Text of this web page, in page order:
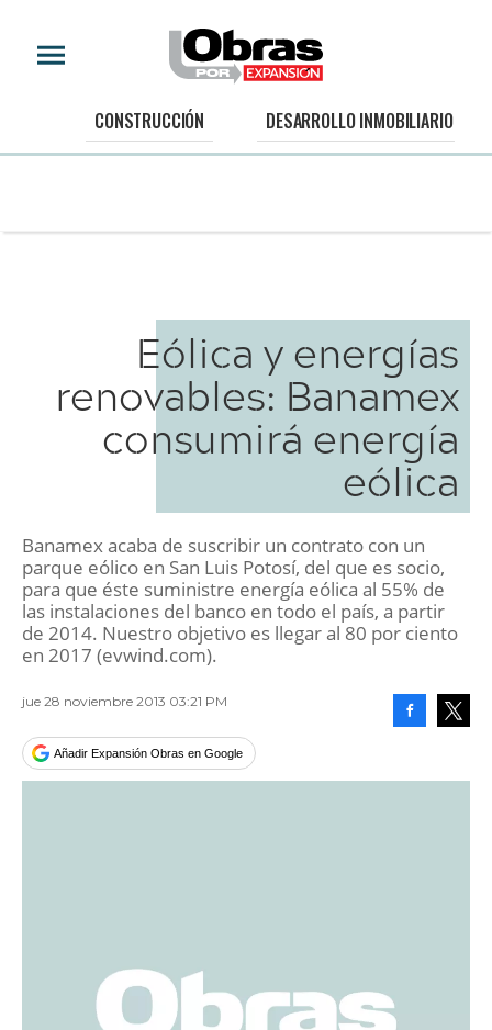
CONSTRUCCIÓN DESARROLLO INMOBILIARIO
Eólica y energías
renovables: Banamex
consumirá energía
eólica
Banamex acaba de suscribir un contrato con un
parque eólico en San Luis Potosí, del que es socio,
para que éste suministre energía eólica al 55% de
las instalaciones del banco en todo el país, a partir
de 2014. Nuestro objetivo es llegar al 80 por ciento
en 2017 (evwind.com).
jue 28 noviembre 2013 03:21 PM
Añadir Expansión Obras en Google